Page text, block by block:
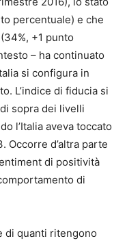
percentuale) e che
+1 punto
– ha continuato
si configura in
L’indice di fiducia si
sopra dei livelli
l’Italia aveva toccato
Occorre d’altra parte
di positività
di
di quanti ritengono